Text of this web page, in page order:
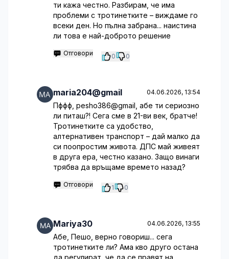
ти кажа честно. Разбирам, че има
проблеми с тротинетките – виждаме го
всеки ден. Но пълна забрана... наистина
ли това е най-доброто решение
Отговори 0 0
maria204@gmail 04.06.2026, 13:54
Пффф, pesho386@gmail, абе ти сериозно
ли питаш?! Сега сме в 21-ви век, братче!
Тротинетките са удобство,
алтернативен транспорт – дай малко да
си поопростим живота. ДПС май живеят
в друга ера, честно казано. Защо винаги
трябва да връщаме времето назад?
Отговори 1 0
Mariya30 04.06.2026, 13:55
Абе, Пешо, верно говориш... сега
тротинетките ли? Ама кво друго остана
да регулират, че да се правят на